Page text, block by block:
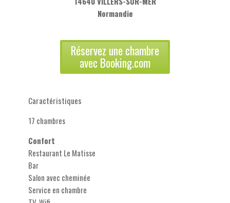
Normandie
Réservez une chambre
avec Booking.com
Caractéristiques
17 chambres
Confort
Restaurant Le Matisse
Bar
Salon avec cheminée
Service en chambre